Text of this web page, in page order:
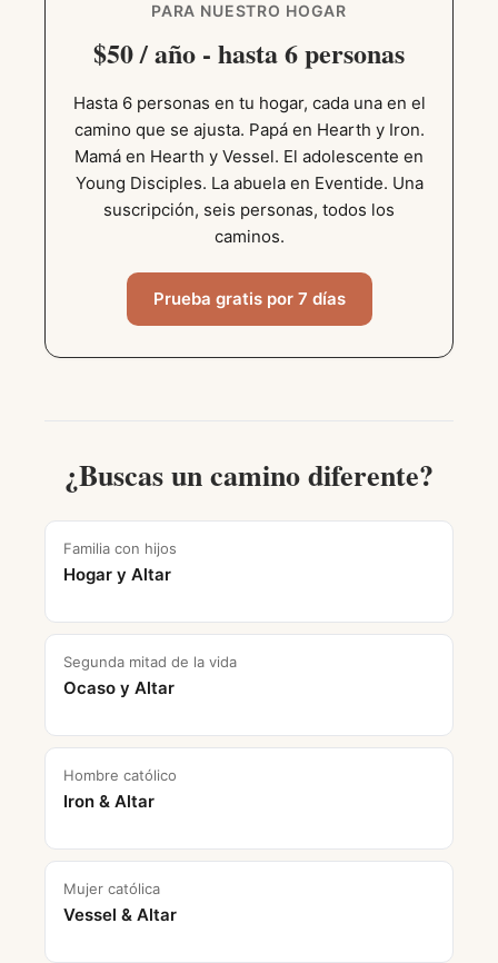
PARA NUESTRO HOGAR
$50 / año - hasta 6 personas
Hasta 6 personas en tu hogar, cada una en el
camino que se ajusta. Papá en Hearth y Iron.
Mamá en Hearth y Vessel. El adolescente en
Young Disciples. La abuela en Eventide. Una
suscripción, seis personas, todos los
caminos.
Prueba gratis por 7 días
¿Buscas un camino diferente?
Familia con hijos
Hogar y Altar
Segunda mitad de la vida
Ocaso y Altar
Hombre católico
Iron & Altar
Mujer católica
Vessel & Altar